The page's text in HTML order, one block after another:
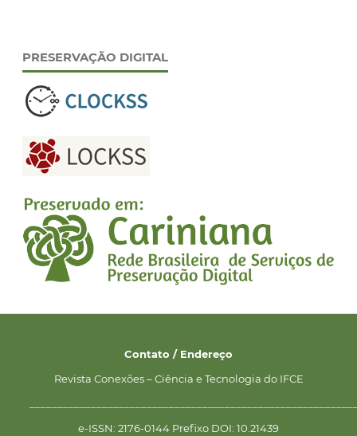
PRESERVAÇÃO DIGITAL
Contato / Endereço
Revista Conexões – Ciência e Tecnologia do IFCE
e-ISSN: 2176-0144 Prefixo DOI: 10.21439